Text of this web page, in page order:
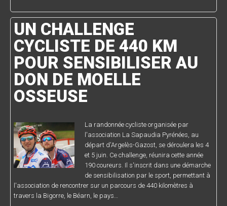
UN CHALLENGE
CYCLISTE DE 440 KM
POUR SENSIBILISER AU
DON DE MOELLE
OSSEUSE
La randonnée cycliste organisée par
l'association La Sapaudia Pyrénées, au
départ d'Argelès-Gazost, se déroulera les 4
et 5 juin. Ce challenge, réunira cette année
190 coureurs. Il s'inscrit dans une démarche
de sensibilisation par le sport, permettant à
l'association de rencontrer sur un parcours de 440 kilomètres à
travers la Bigorre, le Béarn, le pays…